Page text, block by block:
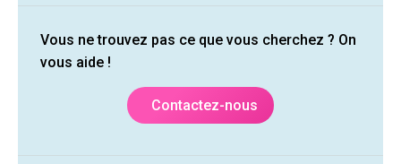
Vous ne trouvez pas ce que vous cherchez ? On
vous aide !
Contactez-nous